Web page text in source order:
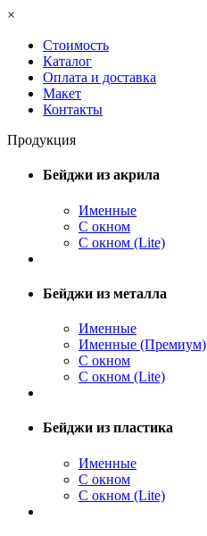
×
Стоимость
Каталог
Оплата и доставка
Макет
Контакты
Продукция
Бейджи из акрила
Именные
С окном
С окном (Lite)
Бейджи из металла
Именные
Именные (Премиум)
С окном
С окном (Lite)
Бейджи из пластика
Именные
С окном
С окном (Lite)